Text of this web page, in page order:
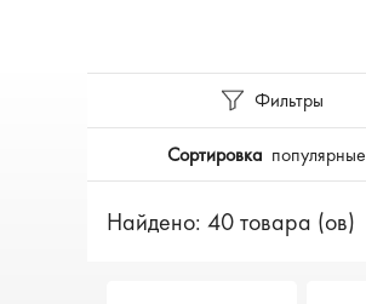
Фильтры
Сортировка популярные
Найдено: 40 товара (ов)